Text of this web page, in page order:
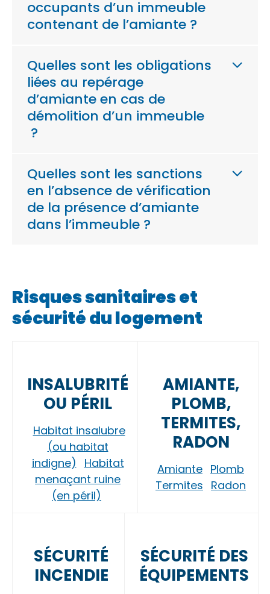
occupants d’un immeuble
contenant de l’amiante ?
Quelles sont les obligations
liées au repérage
d’amiante en cas de
démolition d’un immeuble
?
Quelles sont les sanctions
en l’absence de vérification
de la présence d’amiante
dans l’immeuble ?
Risques sanitaires et
sécurité du logement
INSALUBRITÉ
OU PÉRIL
Habitat insalubre
(ou habitat
indigne)
Habitat
menaçant ruine
(en péril)
AMIANTE,
PLOMB,
TERMITES,
RADON
Amiante Plomb
Termites Radon
SÉCURITÉ
INCENDIE
SÉCURITÉ DES
ÉQUIPEMENTS